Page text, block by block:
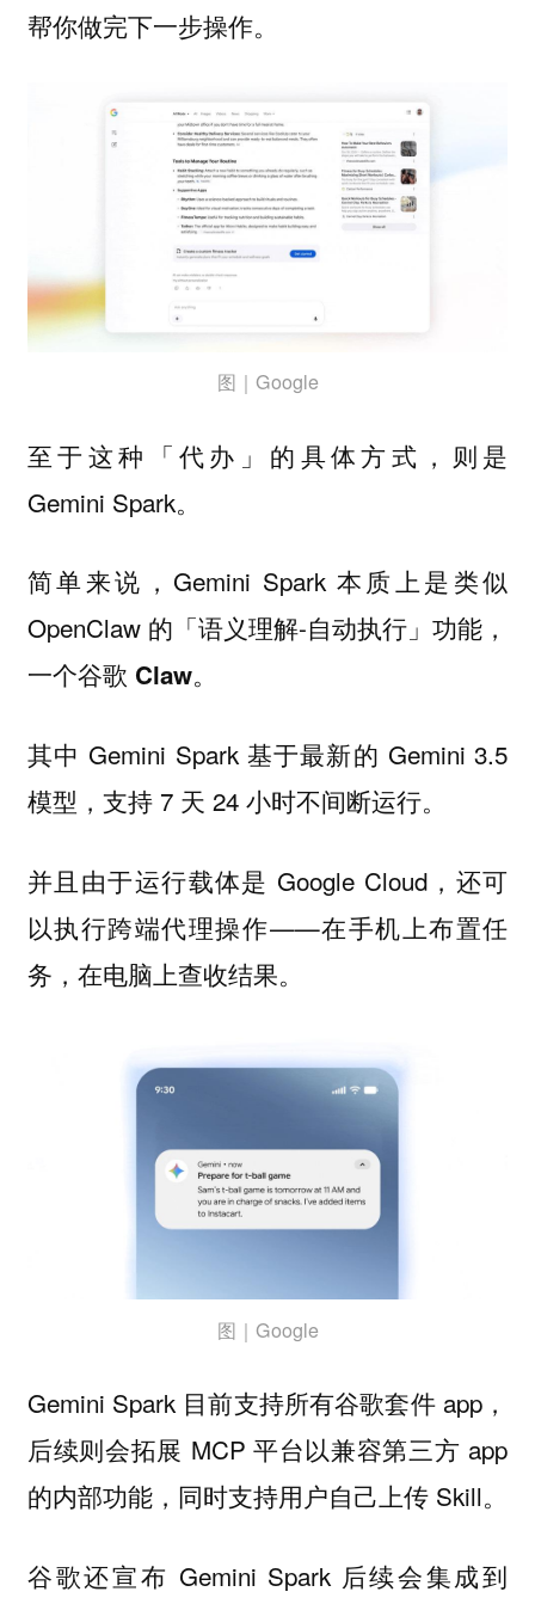
帮你做完下一步操作。
图｜Google
至于这种「代办」的具体方式，则是
Gemini Spark。
简单来说，Gemini Spark 本质上是类似
OpenClaw 的「语义理解-自动执行」功能，
一个谷歌 Claw。
其中 Gemini Spark 基于最新的 Gemini 3.5
模型，支持 7 天 24 小时不间断运行。
并且由于运行载体是 Google Cloud，还可
以执行跨端代理操作——在手机上布置任
务，在电脑上查收结果。
图｜Google
Gemini Spark 目前支持所有谷歌套件 app，
后续则会拓展 MCP 平台以兼容第三方 app
的内部功能，同时支持用户自己上传 Skill。
谷歌还宣布 Gemini Spark 后续会集成到